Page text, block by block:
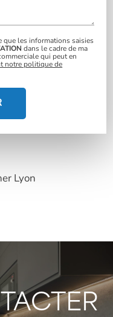
que les informations saisies
dans le cadre de ma
qui peut en
notre politique de
Lyon